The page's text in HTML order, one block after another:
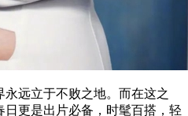
远立于不败之地。而在这之
更是出片必备，时髦百搭，轻